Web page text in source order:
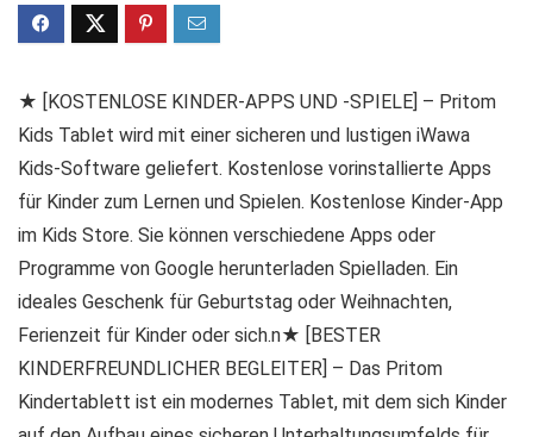
★ [KOSTENLOSE KINDER-APPS UND -SPIELE] – Pritom
Kids Tablet wird mit einer sicheren und lustigen iWawa
Kids-Software geliefert. Kostenlose vorinstallierte Apps
für Kinder zum Lernen und Spielen. Kostenlose Kinder-App
im Kids Store. Sie können verschiedene Apps oder
Programme von Google herunterladen Spielladen. Ein
ideales Geschenk für Geburtstag oder Weihnachten,
Ferienzeit für Kinder oder sich.n★ [BESTER
KINDERFREUNDLICHER BEGLEITER] – Das Pritom
Kindertablett ist ein modernes Tablet, mit dem sich Kinder